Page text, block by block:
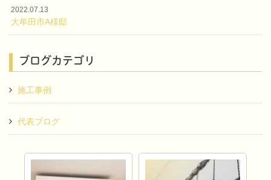
2022.07.13
大牟田市A様邸
ブログカテゴリ
施工事例
代表ブログ